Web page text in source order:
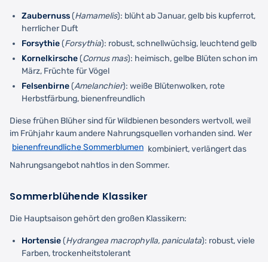
Zaubernuss(Hamamelis): blüht ab Januar, gelb bis kupferrot,
herrlicher Duft
Forsythie(Forsythia): robust, schnellwüchsig, leuchtend gelb
Kornelkirsche(Cornus mas): heimisch, gelbe Blüten schon im
März, Früchte für Vögel
Felsenbirne(Amelanchier): weiße Blütenwolken, rote
Herbstfärbung, bienenfreundlich
Diese frühen Blüher sind für Wildbienen besonders wertvoll, weil
im Frühjahr kaum andere Nahrungsquellen vorhanden sind. Wer
bienenfreundliche Sommerblumen kombiniert, verlängert das
Nahrungsangebot nahtlos in den Sommer.
Sommerblühende Klassiker
Die Hauptsaison gehört den großen Klassikern:
Hortensie(Hydrangea macrophylla, paniculata): robust, viele
Farben, trockenheitstolerant